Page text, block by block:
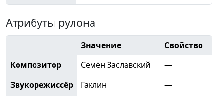
Атрибуты рулона
Значение
Свойство
Композитор
Семён Заславский
—
Звукорежиссёр
Гаклин
—